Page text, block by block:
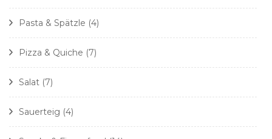
Pasta & Spätzle (4)
Pizza & Quiche (7)
Salat (7)
Sauerteig (4)